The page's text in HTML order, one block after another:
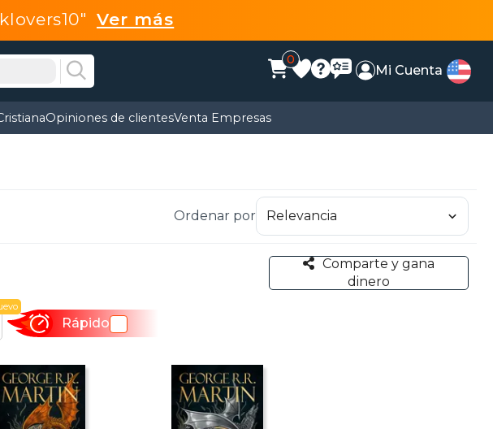
Ver más
0
Mi Cuenta
Opiniones de clientesVenta Empresas
Ordenar por
Comparte y gana
dinero
Rápido